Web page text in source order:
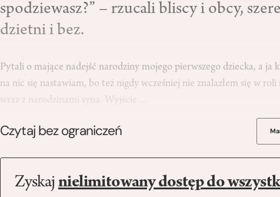
spodziewasz?” – rzucali bliscy i obcy,
dzietni i bez.
Pytali o mające nadejść narodziny mojego pierwszego dziecka, a ja
na nic się nastawiam, bo też nigdy wcześniej nie znalazłem się w
wraz z narodzinami syna. Wyjście…
Czytaj bez ograniczeń
Zyskaj nielimitowany dostęp do